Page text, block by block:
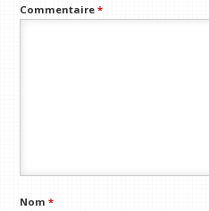
Commentaire*
Nom*